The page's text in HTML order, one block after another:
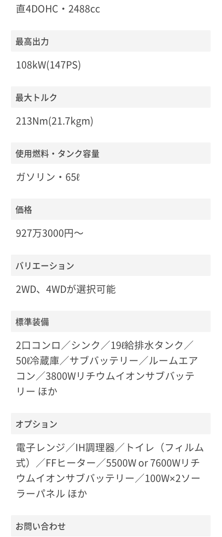
直4DOHC・2488cc
最高出力
108kW(147PS)
最大トルク
213Nm(21.7kgm)
使用燃料・タンク容量
ガソリン・65ℓ
価格
927万3000円〜
バリエーション
2WD、4WDが選択可能
標準装備
2口コンロ／シンク／19ℓ給排水タンク／
50ℓ冷蔵庫／サブバッテリー／ルームエア
コン／3800Wリチウムイオンサブバッテ
リー ほか
オプション
電子レンジ／IH調理器／トイレ（フィルム
式）／FFヒーター／5500W or 7600Wリチ
ウムイオンサブバッテリー／100W×2ソー
ラーパネル ほか
お問い合わせ